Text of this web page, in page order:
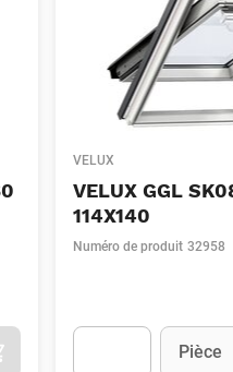
VELUX
VELUX GGL
114X140
Numéro de produit 32958
Unité
Pièce